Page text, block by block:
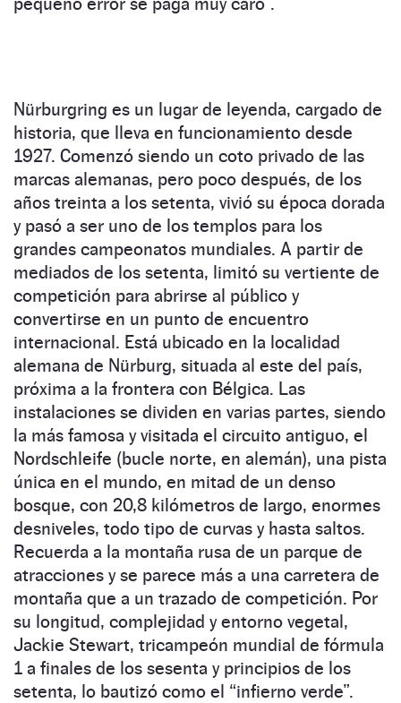
Nürburgring es un lugar de leyenda, cargado de
historia, que lleva en funcionamiento desde
1927. Comenzó siendo un coto privado de las
marcas alemanas, pero poco después, de los
años treinta a los setenta, vivió su época dorada
y pasó a ser uno de los templos para los
grandes campeonatos mundiales. A partir de
mediados de los setenta, limitó su vertiente de
competición para abrirse al público y
convertirse en un punto de encuentro
internacional. Está ubicado en la localidad
alemana de Nürburg, situada al este del país,
próxima a la frontera con Bélgica. Las
instalaciones se dividen en varias partes, siendo
la más famosa y visitada el circuito antiguo, el
Nordschleife (bucle norte, en alemán), una pista
única en el mundo, en mitad de un denso
bosque, con 20,8 kilómetros de largo, enormes
desniveles, todo tipo de curvas y hasta saltos.
Recuerda a la montaña rusa de un parque de
atracciones y se parece más a una carretera de
montaña que a un trazado de competición. Por
su longitud, complejidad y entorno vegetal,
Jackie Stewart, tricampeón mundial de fórmula
1 a finales de los sesenta y principios de los
setenta, lo bautizó como el “infierno verde”.